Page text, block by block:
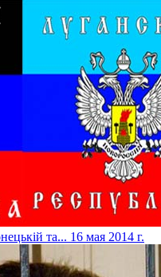
та... 16 мая 2014 г.